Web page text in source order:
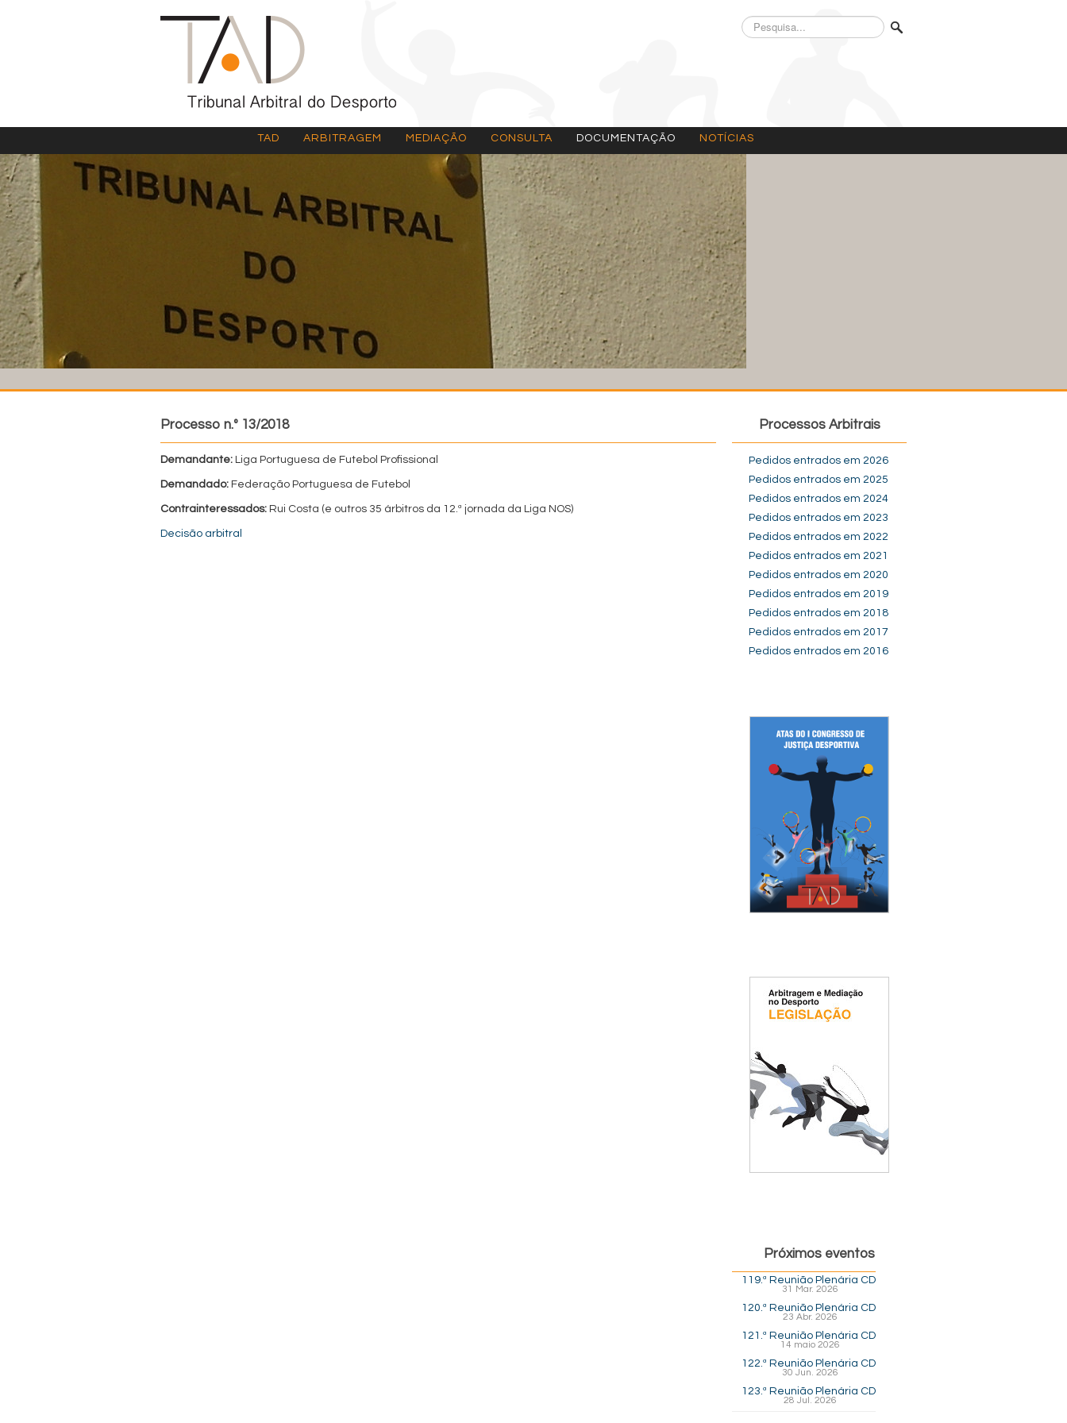
Pesquisa...
TAD ARBITRAGEM MEDIAÇÃO CONSULTA DOCUMENTAÇÃO NOTÍCIAS
Processo n.º 13/2018
Demandante: Liga Portuguesa de Futebol Profissional
Demandado: Federação Portuguesa de Futebol
Contrainteressados: Rui Costa (e outros 35 árbitros da 12.ª jornada da Liga NOS)
Decisão arbitral
Processos Arbitrais
Pedidos entrados em 2026
Pedidos entrados em 2025
Pedidos entrados em 2024
Pedidos entrados em 2023
Pedidos entrados em 2022
Pedidos entrados em 2021
Pedidos entrados em 2020
Pedidos entrados em 2019
Pedidos entrados em 2018
Pedidos entrados em 2017
Pedidos entrados em 2016
Próximos eventos
119.ª Reunião Plenária CD
31 Mar. 2026
120.ª Reunião Plenária CD
23 Abr. 2026
121.ª Reunião Plenária CD
14 maio 2026
122.ª Reunião Plenária CD
30 Jun. 2026
123.ª Reunião Plenária CD
28 Jul. 2026